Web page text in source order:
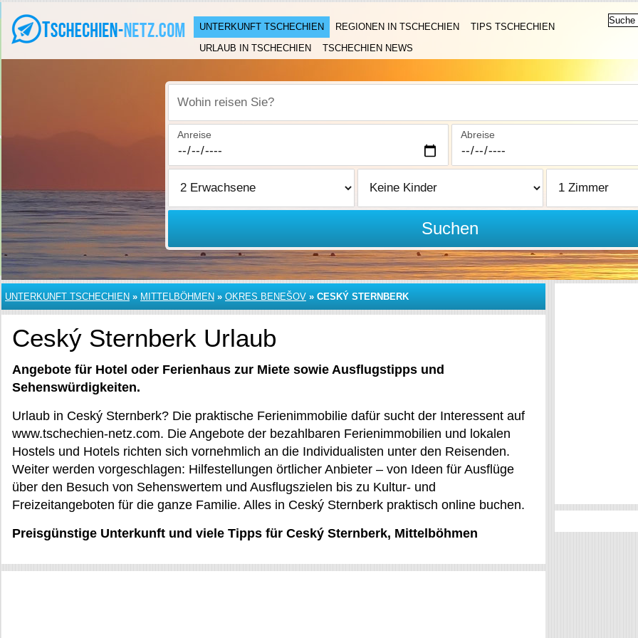
UNTERKUNFT TSCHECHIEN REGIONEN IN TSCHECHIEN
TIPS TSCHECHIEN
URLAUB IN TSCHECHIEN
TSCHECHIEN NEWS
Wohin reisen Sie?
Anreise Abreise
Suchen
UNTERKUNFT TSCHECHIEN » MITTELBÖHMEN » OKRES BENEŠOV » CESKÝ STERNBERK
Ceský Sternberk Urlaub
Angebote für Hotel oder Ferienhaus zur Miete sowie Ausflugstipps und
Sehenswürdigkeiten.
Urlaub in Ceský Sternberk? Die praktische Ferienimmobilie dafür sucht der Interessent auf
www.tschechien-netz.com. Die Angebote der bezahlbaren Ferienimmobilien und lokalen
Hostels und Hotels richten sich vornehmlich an die Individualisten unter den Reisenden.
Weiter werden vorgeschlagen: Hilfestellungen örtlicher Anbieter – von Ideen für Ausflüge
über den Besuch von Sehenswertem und Ausflugszielen bis zu Kultur- und
Freizeitangeboten für die ganze Familie. Alles in Ceský Sternberk praktisch online buchen.
Preisgünstige Unterkunft und viele Tipps für Ceský Sternberk, Mittelböhmen